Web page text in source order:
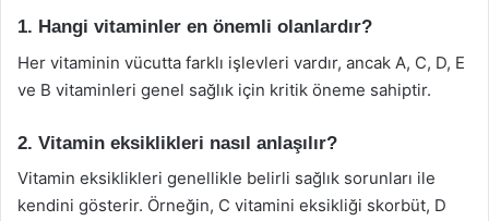
1. Hangi vitaminler en önemli olanlardır?
Her vitaminin vücutta farklı işlevleri vardır, ancak A, C, D, E
ve B vitaminleri genel sağlık için kritik öneme sahiptir.
2. Vitamin eksiklikleri nasıl anlaşılır?
Vitamin eksiklikleri genellikle belirli sağlık sorunları ile
kendini gösterir. Örneğin, C vitamini eksikliği skorbüt, D